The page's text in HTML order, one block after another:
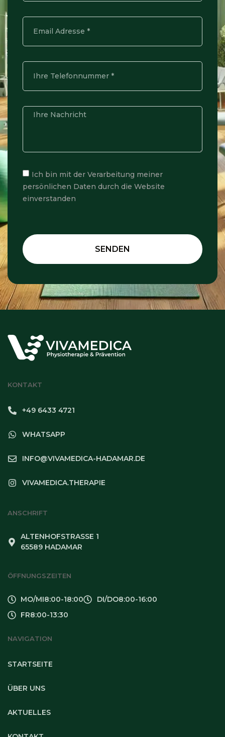
Ich bin mit der Verarbeitung meiner
persönlichen Daten durch die Website
einverstanden
SENDEN
KONTAKT
+49 6433 4721
WHATSAPP
INFO@VIVAMEDICA-HADAMAR.DE
VIVAMEDICA.THERAPIE
ANSCHRIFT
ALTENHOFSTRASSE 1
65589 HADAMAR
ÖFFNUNGSZEITEN
MO/MI8:00-18:00 DI/DO8:00-16:00
FR8:00-13:30
NAVIGATION
STARTSEITE
ÜBER UNS
AKTUELLES